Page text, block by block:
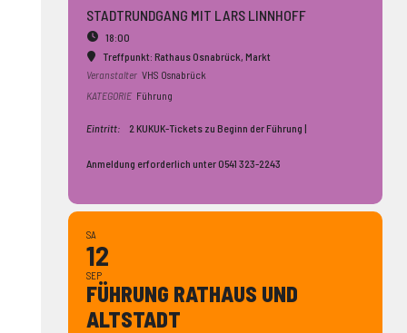
STADTRUNDGANG MIT LARS LINNHOFF
18:00
Treffpunkt: Rathaus Osnabrück, Markt
Veranstalter VHS Osnabrück
KATEGORIE Führung
Eintritt: 2 KUKUK-Tickets zu Beginn der Führung |
Anmeldung erforderlich unter 0541 323-2243
SA
12
SEP
FÜHRUNG RATHAUS UND
ALTSTADT